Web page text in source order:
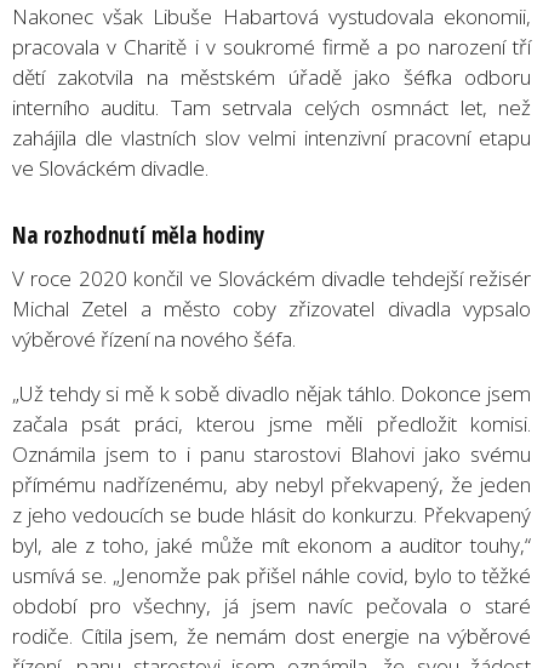
Nakonec však Libuše Habartová vystudovala ekonomii,
pracovala v Charitě i v soukromé firmě a po narození tří
dětí zakotvila na městském úřadě jako šéfka odboru
interního auditu. Tam setrvala celých osmnáct let, než
zahájila dle vlastních slov velmi intenzivní pracovní etapu
ve Slováckém divadle.
Na rozhodnutí měla hodiny
V roce 2020 končil ve Slováckém divadle tehdejší režisér
Michal Zetel a město coby zřizovatel divadla vypsalo
výběrové řízení na nového šéfa.
„Už tehdy si mě k sobě divadlo nějak táhlo. Dokonce jsem
začala psát práci, kterou jsme měli předložit komisi.
Oznámila jsem to i panu starostovi Blahovi jako svému
přímému nadřízenému, aby nebyl překvapený, že jeden
z jeho vedoucích se bude hlásit do konkurzu. Překvapený
byl, ale z toho, jaké může mít ekonom a auditor touhy,“
usmívá se. „Jenomže pak přišel náhle covid, bylo to těžké
období pro všechny, já jsem navíc pečovala o staré
rodiče. Cítila jsem, že nemám dost energie na výběrové